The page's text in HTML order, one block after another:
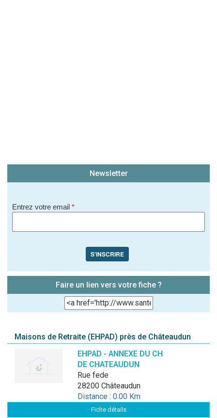
Newsletter
Entrez votre email *
S'INSCRIRE
Faire un lien vers votre fiche ?
Maisons de Retraite (EHPAD) près de Châteaudun
EHPAD - ANNEXE DU CH
DE CHATEAUDUN
rue fede
28200 Châteaudun
Distance : 0.00 Km
Fiche détails